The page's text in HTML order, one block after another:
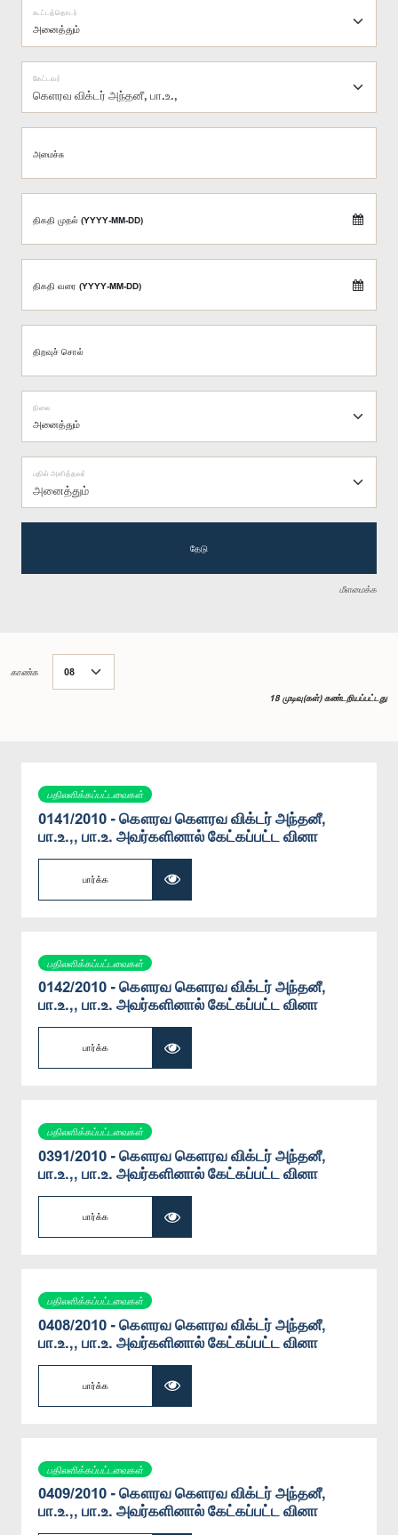
கூட்டத்தொடர்
கெளரவ விக்டர் அந்தனீ, பா.உ.,
கேட்டவர்
அமைச்சு
திகதி முதல் (YYYY-MM-DD)
திகதி வரை (YYYY-MM-DD)
திறவுச் சொல்
நிலை
அனைத்தும்
பதில் அளித்தவர்
தேடு
மீளமைக்க
காண்க
18 முடிவு(கள்) கண்டறியப்பட்டது
பதிலளிக்கப்பட்டவைகள்
0141/2010 - கௌரவ கெளரவ விக்டர் அந்தனீ,
பா.உ.,, பா.உ. அவர்களினால் கேட்கப்பட்ட வினா
பார்க்க
பதிலளிக்கப்பட்டவைகள்
0142/2010 - கௌரவ கெளரவ விக்டர் அந்தனீ,
பா.உ.,, பா.உ. அவர்களினால் கேட்கப்பட்ட வினா
பார்க்க
பதிலளிக்கப்பட்டவைகள்
0391/2010 - கௌரவ கெளரவ விக்டர் அந்தனீ,
பா.உ.,, பா.உ. அவர்களினால் கேட்கப்பட்ட வினா
பார்க்க
பதிலளிக்கப்பட்டவைகள்
0408/2010 - கௌரவ கெளரவ விக்டர் அந்தனீ,
பா.உ.,, பா.உ. அவர்களினால் கேட்கப்பட்ட வினா
பார்க்க
பதிலளிக்கப்பட்டவைகள்
0409/2010 - கௌரவ கெளரவ விக்டர் அந்தனீ,
பா.உ.,, பா.உ. அவர்களினால் கேட்கப்பட்ட வினா